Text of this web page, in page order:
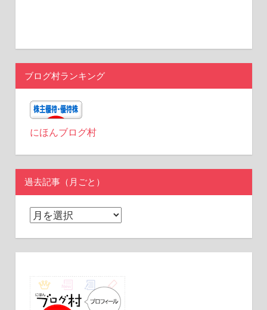
ブログ村ランキング
にほんブログ村
過去記事（月ごと）
過
（月
ご